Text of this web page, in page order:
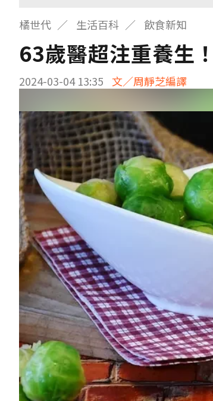
橘世代 生活百科 飲食新知
63歲醫超注重養生
2024-03-04 13:35 文／周靜芝編譯